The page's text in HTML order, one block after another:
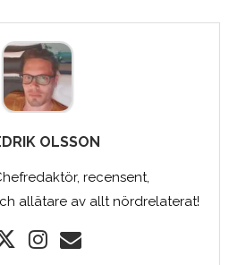
OLSSON
recensent,
allätare av allt nördrelaterat!